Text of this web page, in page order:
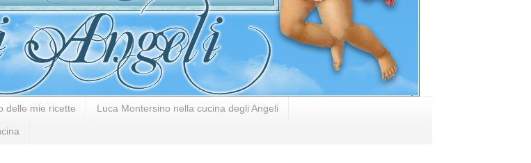
delle mie ricette Luca Montersino nella cucina degli Angeli